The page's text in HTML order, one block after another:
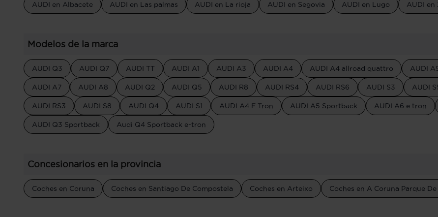
AUDI en Albacete AUDI en Las palmas AUDI en La rioja AUDI en Segovia AUDI en Lugo AUDI en
Modelos de la marca
AUDI Q3 AUDI Q7 AUDI TT AUDI A1 AUDI A3 AUDI A4 AUDI A4 allroad quattro AUDI
AUDI A7 AUDI A8 AUDI Q2 AUDI Q5 AUDI R8 AUDI RS4 AUDI RS6 AUDI S3 AUDI
AUDI RS3 AUDI S8 AUDI Q4 AUDI S1 AUDI A4 E Tron AUDI A5 Sportback AUDI A6 e tron
AUDI Q3 Sportback Audi Q4 Sportback e-tron
Concesionarios en la provincia
Coches en Coruna Coches en Santiago De Compostela Coches en Arteixo Coches en A Coruna Parque